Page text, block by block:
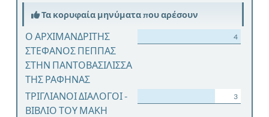
Τα κορυφαία μηνύματα που αρέσουν
Ο ΑΡΧΙΜΑΝΔΡΙΤΗΣ
ΣΤΕΦΑΝΟΣ ΠΕΠΠΑΣ
ΣΤΗΝ ΠΑΝΤΟΒΑΣΙΛΙΣΣΑ
ΤΗΣ ΡΑΦΗΝΑΣ
4
ΤΡΙΓΛΙΑΝΟΙ ΔΙΑΛΟΓΟΙ -
ΒΙΒΛΙΟ ΤΟΥ ΜΑΚΗ
3